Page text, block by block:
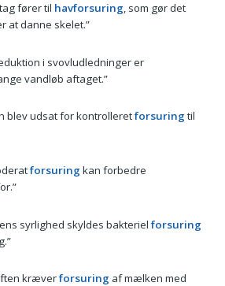
fører til havforsuring, som gør det
at danne skelet.”
i svovludledninger er
vandløb aftaget.”
blev udsat for kontrolleretforsuring til
forsuring kan forbedre
syrlighed skyldes bakterielforsuring
kræverforsuring af mælken med